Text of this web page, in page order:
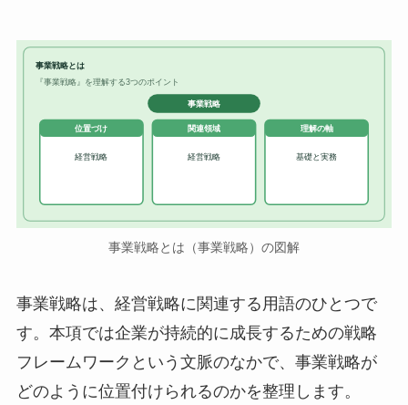
事業戦略とは
『事業戦略』を理解する3つのポイント
事業戦略
位置づけ
経営戦略
関連領域
経営戦略
理解の軸
基礎と実務
事業戦略とは（事業戦略）の図解
事業戦略は、経営戦略に関連する用語のひとつで
す。本項では企業が持続的に成長するための戦略
フレームワークという文脈のなかで、事業戦略が
どのように位置付けられるのかを整理します。